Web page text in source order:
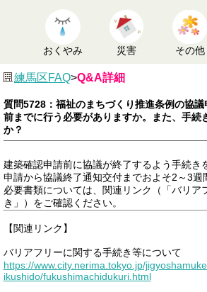
おくやみ 災害 その他
練馬区FAQ>Q&A詳細
質問5728：福祉のまちづくり推進条例の協議
前までに行う必要がありますか。また、手続
か？
建築確認申請前に協議が終了するよう手続き
申請から協議終了通知交付までおよそ2～3週
必要書類については、関連リンク（「バリア
き」）をご確認ください。
【関連リンク】
バリアフリーに関する手続き等について
https://www.city.nerima.tokyo.jp/
ikushido/fukushimachidukuri.html